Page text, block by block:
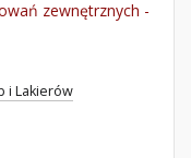
zewnętrznych -
i Lakierów